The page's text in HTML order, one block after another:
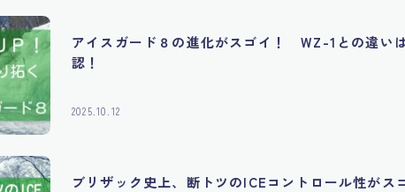
アイスガード８の進化がスゴイ！ WZ-1との違い
認！
2025.10.12
ブリザック史上、断トツのICEコントロール性がス